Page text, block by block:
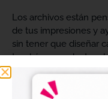
Los archivos están
de tus impresiones y
sin tener que diseñar
tendrás que adaptar
el archivo en tu
maquinaria DTF.